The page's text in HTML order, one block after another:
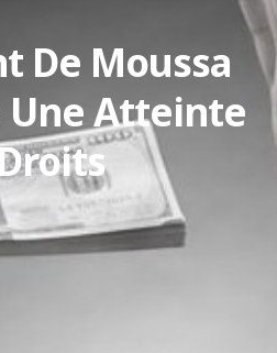
De Moussa
Une Atteinte